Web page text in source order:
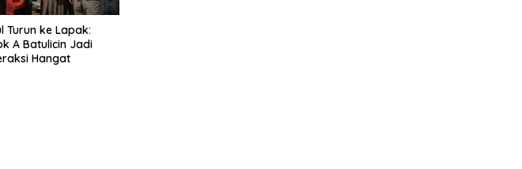
Turun ke Lapak:
A Batulicin Jadi
Hangat